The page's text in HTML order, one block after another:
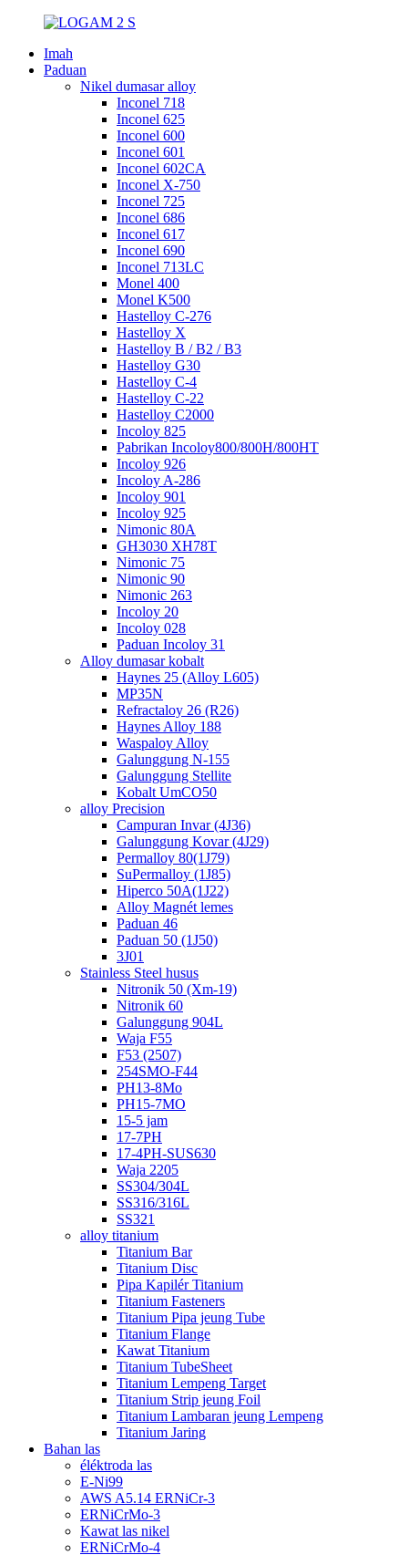
Imah
Paduan
Nikel dumasar alloy
Inconel 718
Inconel 625
Inconel 600
Inconel 601
Inconel 602CA
Inconel X-750
Inconel 725
Inconel 686
Inconel 617
Inconel 690
Inconel 713LC
Monel 400
Monel K500
Hastelloy C-276
Hastelloy X
Hastelloy B / B2 / B3
Hastelloy G30
Hastelloy C-4
Hastelloy C-22
Hastelloy C2000
Incoloy 825
Pabrikan Incoloy800/800H/800HT
Incoloy 926
Incoloy A-286
Incoloy 901
Incoloy 925
Nimonic 80A
GH3030 XH78T
Nimonic 75
Nimonic 90
Nimonic 263
Incoloy 20
Incoloy 028
Paduan Incoloy 31
Alloy dumasar kobalt
Haynes 25 (Alloy L605)
MP35N
Refractaloy 26 (R26)
Haynes Alloy 188
Waspaloy Alloy
Galunggung N-155
Galunggung Stellite
Kobalt UmCO50
alloy Precision
Campuran Invar (4J36)
Galunggung Kovar (4J29)
Permalloy 80(1J79)
SuPermalloy (1J85)
Hiperco 50A(1J22)
Alloy Magnét lemes
Paduan 46
Paduan 50 (1J50)
3J01
Stainless Steel husus
Nitronik 50 (Xm-19)
Nitronik 60
Galunggung 904L
Waja F55
F53 (2507)
254SMO-F44
PH13-8Mo
PH15-7MO
15-5 jam
17-7PH
17-4PH-SUS630
Waja 2205
SS304/304L
SS316/316L
SS321
alloy titanium
Titanium Bar
Titanium Disc
Pipa Kapilér Titanium
Titanium Fasteners
Titanium Pipa jeung Tube
Titanium Flange
Kawat Titanium
Titanium TubeSheet
Titanium Lempeng Target
Titanium Strip jeung Foil
Titanium Lambaran jeung Lempeng
Titanium Jaring
Bahan las
éléktroda las
E-Ni99
AWS A5.14 ERNiCr-3
ERNiCrMo-3
Kawat las nikel
ERNiCrMo-4